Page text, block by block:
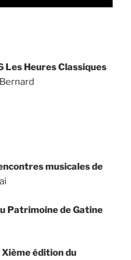
Les Heures Classiques
musicales de
Patrimoine de Gatine
Xième édition du